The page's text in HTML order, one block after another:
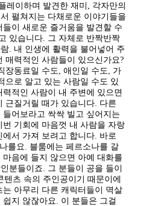
레이하며 발견한 재미, 각자만의
펼쳐지는 다채로운 이야기들을
이 새로운 즐거움을 발견할 수
있습니다. 그 자체로 반짝반짝
. 내 인생에 활력을 불어넣어 주
매력적인 사람들이 있으신가요?
장동료일 수도, 애인일 수도, 가
으로 알고 있는 사람일 수도 있
적인 사람이 내 주변에 있으면
근질거릴 때가 있습니다. 다른
어보라고 싹싹 빌고 싶어지는
기회에 마음껏 내 사람을 자랑
서 가져 보려고 합니다. 바로
를요. 블룸에는 페르소나를 갈
음에 들지 않으면 아예 대화를
분들이죠. 그 분들이 공을 들이
츠 속의 주인공이기 때문이에
아무리 다른 캐릭터들이 멱살
지 않잖아요. 이 분들은 그걸